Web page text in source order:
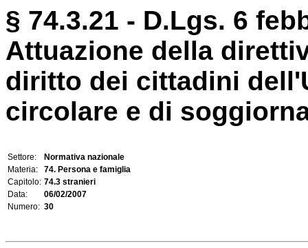
§ 74.3.21 - D.Lgs. 6
Attuazione della
diritto dei cittadini
circolare e di
Settore:
Normativa nazionale
Materia:
74. Persona e famiglia
Capitolo: 74.3 stranieri
Data:
06/02/2007
Numero: 30